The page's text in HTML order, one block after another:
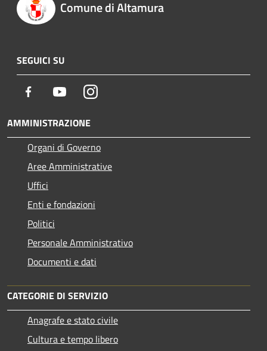
Comune di Altamura
SEGUICI SU
Facebook YoutubeInstagram
AMMINISTRAZIONE
Organi di Governo
Aree Amministrative
Uffici
Enti e fondazioni
Politici
Personale Amministrativo
Documenti e dati
CATEGORIE DI SERVIZIO
Anagrafe e stato civile
Cultura e tempo libero